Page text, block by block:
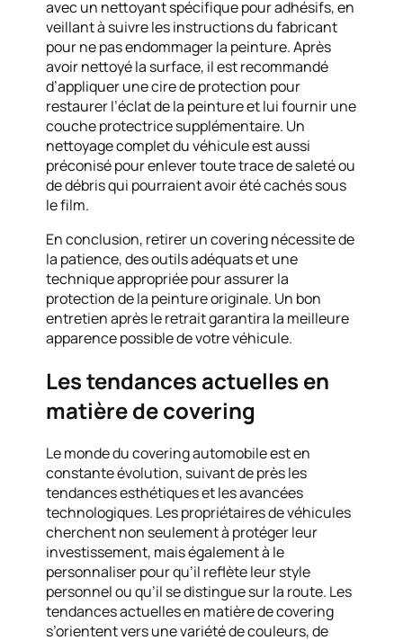
avec un nettoyant spécifique pour adhésifs, en
veillant à suivre les instructions du fabricant
pour ne pas endommager la peinture. Après
avoir nettoyé la surface, il est recommandé
d’appliquer une cire de protection pour
restaurer l’éclat de la peinture et lui fournir une
couche protectrice supplémentaire. Un
nettoyage complet du véhicule est aussi
préconisé pour enlever toute trace de saleté ou
de débris qui pourraient avoir été cachés sous
le film.
En conclusion, retirer un covering nécessite de
la patience, des outils adéquats et une
technique appropriée pour assurer la
protection de la peinture originale. Un bon
entretien après le retrait garantira la meilleure
apparence possible de votre véhicule.
Les tendances actuelles en
matière de covering
Le monde du covering automobile est en
constante évolution, suivant de près les
tendances esthétiques et les avancées
technologiques. Les propriétaires de véhicules
cherchent non seulement à protéger leur
investissement, mais également à le
personnaliser pour qu’il reflète leur style
personnel ou qu’il se distingue sur la route. Les
tendances actuelles en matière de covering
s’orientent vers une variété de couleurs, de